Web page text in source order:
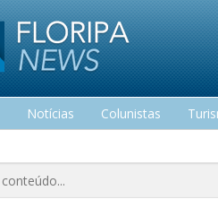
Notícias Colunistas